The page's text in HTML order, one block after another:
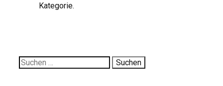
Kategorie.
Suche